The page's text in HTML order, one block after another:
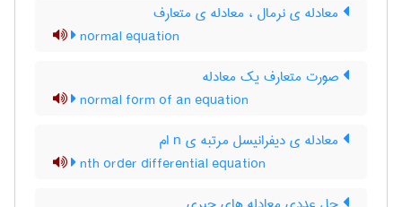
معادله ی نرمال ، معادله ی متعارف
normal equation
صورت متعارف یک معادله
normal form of an equation
معادله ی دیفرانیسل مرتبه ی n ام
nth order differential equation